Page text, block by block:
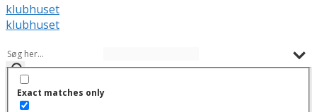
klubhuset
klubhuset
Exact matches only